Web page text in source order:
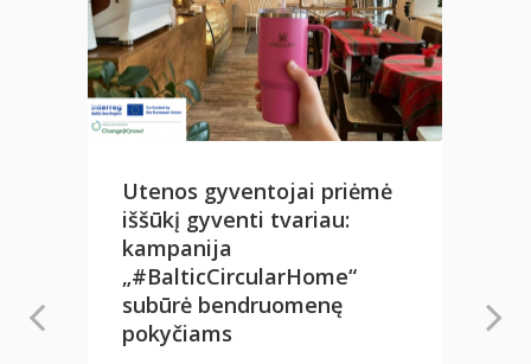
Utenos gyventojai priėmė
iššūkį gyventi tvariau:
kampanija
„#BalticCircularHome“
subūrė bendruomenę
pokyčiams